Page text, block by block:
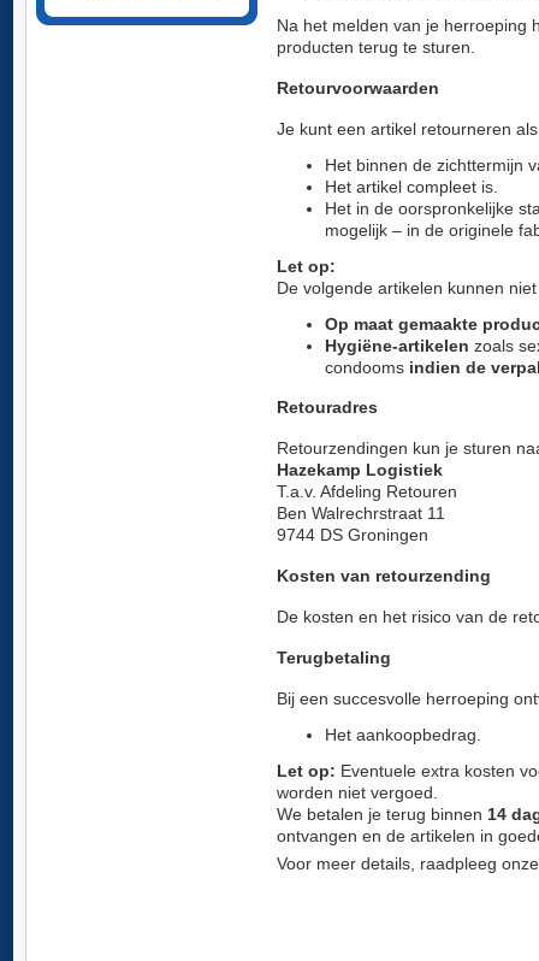
Na het melden van je herroeping
producten terug te sturen.
Retourvoorwaarden
Je kunt een artikel retourneren
Het binnen de zichttermijn
Het artikel compleet is.
Het in de oorspronkelijke
mogelijk – in de originele
Let op:
De volgende artikelen kunnen
Op maat gemaakte
Hygiëne-artikelen zoals
condooms indien de
Retouradres
Retourzendingen kun je sturen
Hazekamp Logistiek
T.a.v. Afdeling Retouren
Ben Walrechrstraat 11
9744 DS Groningen
Kosten van retourzending
De kosten en het risico van de
Terugbetaling
Bij een succesvolle herroeping
Het aankoopbedrag.
Let op: Eventuele extra kosten
worden niet vergoed.
We betalen je terug binnen 14
ontvangen en de artikelen in
Voor meer details, raadpleeg